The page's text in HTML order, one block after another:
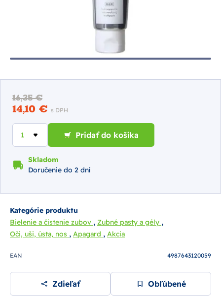
16,35 €
14,10 € s DPH
Pridať do košíka
Skladom
Doručenie do 2 dní
Kategórie produktu
Bielenie a čistenie zubov , Zubné pasty a gély ,
Oči, uši, ústa, nos , Apagard , Akcia
EAN 4987643120059
Zdieľať Obľúbené